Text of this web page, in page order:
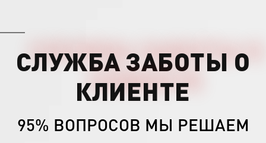
СЛУЖБА ЗАБОТЫ О
КЛИЕНТЕ
95% ВОПРОСОВ МЫ РЕШАЕМ